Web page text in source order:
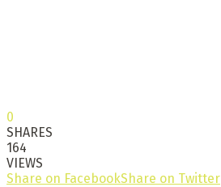
0
SHARES
164
VIEWS
Share on FacebookShare on Twitter